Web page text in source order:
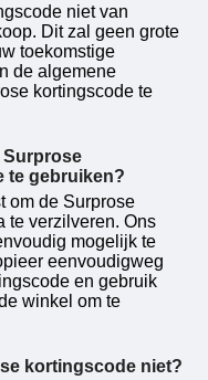
niet van
Dit zal geen grote
toekomstige
de algemene
kortingscode te
Surprose
te gebruiken?
om de Surprose
te verzilveren. Ons
mogelijk te
eenvoudigweg
en gebruik
winkel om te
kortingscode niet?